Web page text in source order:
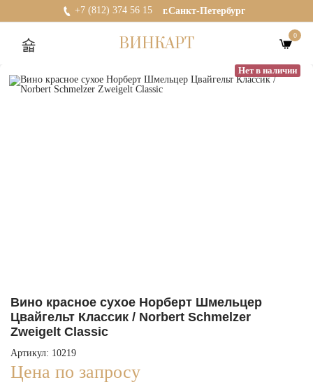
+7 (812) 374 56 15 г.Санкт-Петербург
ВИНКАРТ 0
Нет в наличии
Вино красное сухое Норберт Шмельцер
Цвайгельт Классик / Norbert Schmelzer
Zweigelt Classic
Артикул: 10219
Цена по запросу